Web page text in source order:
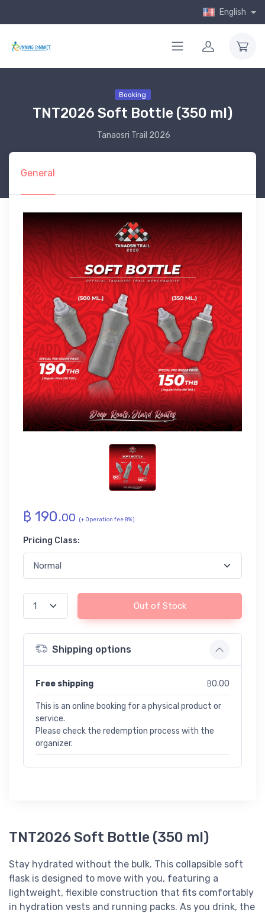
English
Booking
TNT2026 Soft Bottle (350 ml)
Tanaosri Trail 2026
General
฿ 190.00 (+ Operation fee 8%)
Pricing Class:
Out of Stock
Shipping options
Free shipping ฿0.00
This is an online booking for a physical product or
service.
Please check the redemption process with the
organizer.
TNT2026 Soft Bottle (350 ml)
Stay hydrated without the bulk. This collapsible soft
flask is designed to move with you, featuring a
lightweight, flexible construction that fits comfortably
in hydration vests and running packs. As you drink, the